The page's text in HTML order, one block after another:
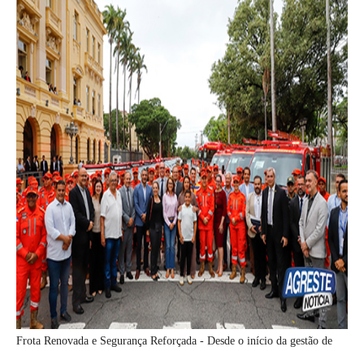
Frota Renovada e Segurança Reforçada - Desde o início da gestão de